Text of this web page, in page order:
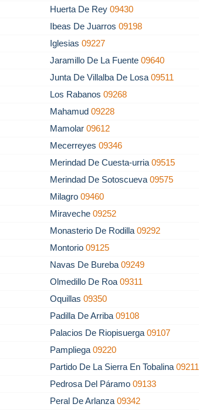
Huerta De Rey09430
Ibeas De Juarros09198
Iglesias09227
Jaramillo De La Fuente09640
Junta De Villalba De Losa09511
Los Rabanos09268
Mahamud09228
Mamolar09612
Mecerreyes09346
Merindad De Cuesta-urria09515
Merindad De Sotoscueva09575
Milagro09460
Miraveche09252
Monasterio De Rodilla09292
Montorio09125
Navas De Bureba09249
Olmedillo De Roa09311
Oquillas09350
Padilla De Arriba09108
Palacios De Riopisuerga09107
Pampliega09220
Partido De La Sierra En Tobalina09211
Pedrosa Del Páramo09133
Peral De Arlanza09342